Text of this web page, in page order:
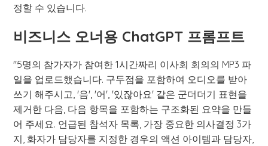
정할 수 있습니다.
비즈니스 오너용 ChatGPT 프롬프트
"5명의 참가자가 참여한 1시간짜리 이사회 회의의 MP3 파
일을 업로드했습니다. 구두점을 포함하여 오디오를 받아
쓰기 해주시고, '음', '어', '있잖아요' 같은 군더더기 표현을
제거한 다음, 다음 항목을 포함하는 구조화된 요약을 만들
어 주세요. 언급된 참석자 목록, 가장 중요한 의사결정 3가
지, 화자가 담당자를 지정한 경우의 액션 아이템과 담당자,